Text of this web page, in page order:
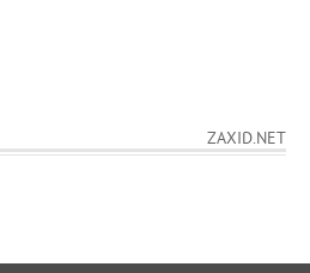
ZAXID.NET